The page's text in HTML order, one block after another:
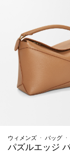
ウィメンズ バッグ
パズルエッジ